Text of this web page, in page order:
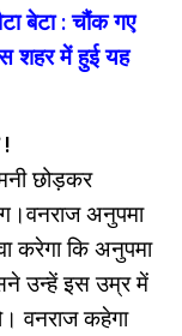
बेटा : चौंक गए
शहर में हुई यह
छोड़कर
अनुपमा
करेगा कि अनुपमा
उन्हें इस उम्र में
वनराज कहेगा